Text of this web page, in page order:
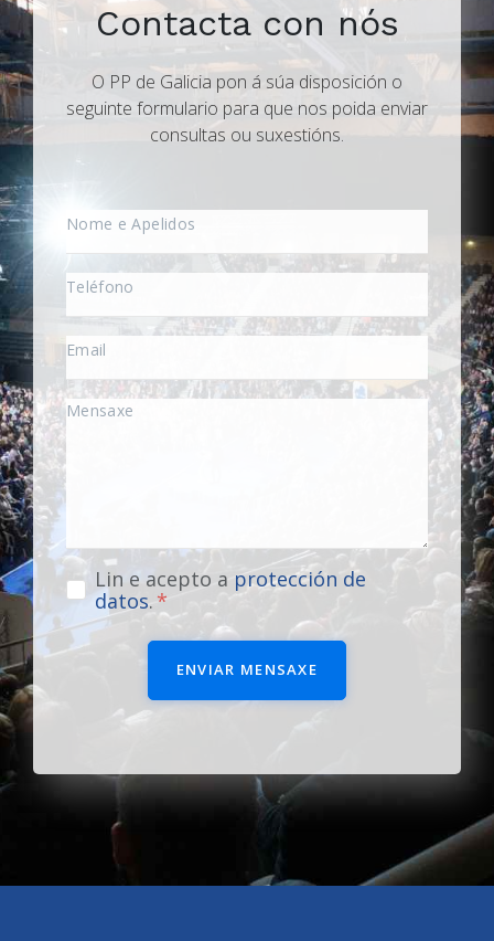
Contacta con nós
O PP de Galicia pon á súa disposición o
seguinte formulario para que nos poida enviar
consultas ou suxestións.
Lin e acepto a protección de
datos.
ENVIAR MENSAXE